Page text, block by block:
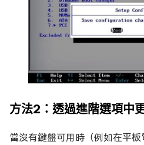
方法2：透過進階選項中
當沒有鍵盤可用時（例如在平